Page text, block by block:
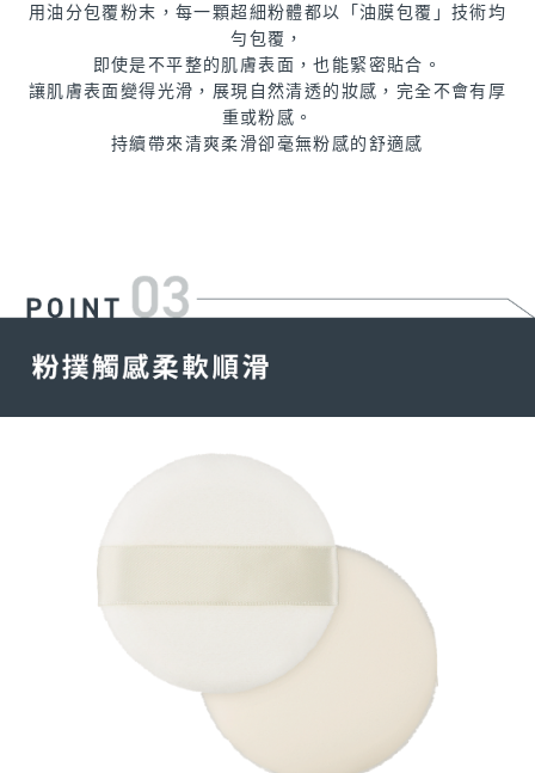
用油分包覆粉末，每一顆超細粉體都以「油膜包覆」技術均
勻包覆，
即使是不平整的肌膚表面，也能緊密貼合。
讓肌膚表面變得光滑，展現自然清透的妝感，完全不會有厚
重或粉感。
持續帶來清爽柔滑卻毫無粉感的舒適感